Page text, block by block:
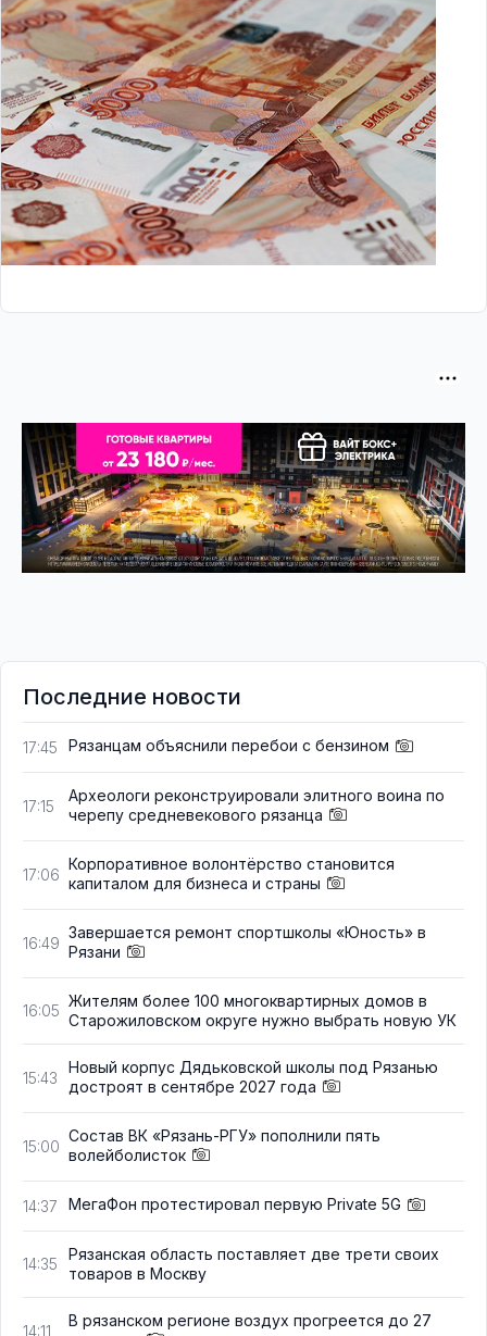
Последние новости
17:45 Рязанцам объяснили перебои с бензином
17:15
Археологи реконструировали элитного воина по
черепу средневекового рязанца
17:06
Корпоративное волонтёрство становится
капиталом для бизнеса и страны
16:49
Завершается ремонт спортшколы «Юность» в
Рязани
16:05
Жителям более 100 многоквартирных домов в
Старожиловском округе нужно выбрать новую УК
15:43
Новый корпус Дядьковской школы под Рязанью
достроят в сентябре 2027 года
15:00
Состав ВК «Рязань-РГУ» пополнили пять
волейболисток
14:37 МегаФон протестировал первую Private 5G
14:35
Рязанская область поставляет две трети своих
товаров в Москву
14:11
В рязанском регионе воздух прогреется до 27